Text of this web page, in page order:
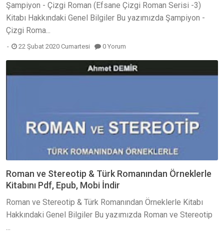
Şampiyon - Çizgi Roman (Efsane Çizgi Roman Serisi -3)
Kitabı Hakkındaki Genel Bilgiler Bu yazımızda Şampiyon -
Çizgi Roma...
22 Şubat 2020 Cumartesi 0 Yorum
Roman ve Stereotip & Türk Romanından Örneklerle
Kitabını Pdf, Epub, Mobi İndir
Roman ve Stereotip & Türk Romanından Örneklerle Kitabı
Hakkındaki Genel Bilgiler Bu yazımızda Roman ve Stereotip
...